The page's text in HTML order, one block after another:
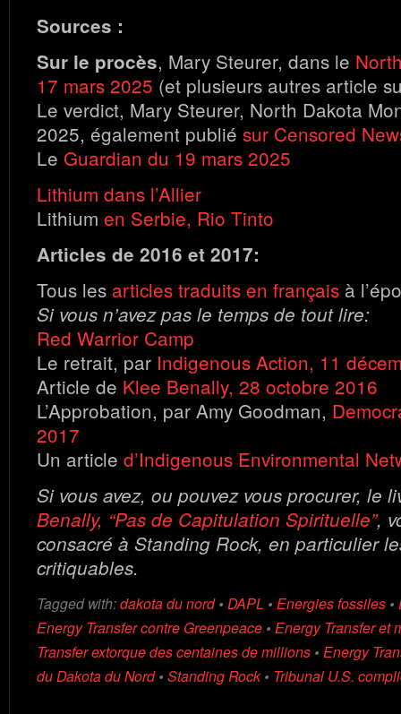
Sources :
Sur le procès, Mary Steurer, dans le
17 mars 2025 (et plusieurs autres article
Le verdict, Mary Steurer, North Dakota
2025, également publié sur Censored
Le Guardian du 19 mars 2025
Lithium dans l’Allier
Lithium en Serbie, Rio Tinto
Articles de 2016 et 2017:
Tous les articles traduits en français à
Si vous n’avez pas le temps de tout lire:
Red Warrior Camp
Le retrait, par Indigenous Action, 11
Article de Klee Benally, 28 octobre 2016
L’Approbation, par Amy Goodman,
2017
Un article d’Indigenous Environmental
Si vous avez, ou pouvez vous procurer, le
Benally, “Pas de Capitulation Spirituelle”,
consacré à Standing Rock, en particulier
critiquables.
Tagged with:dakota du nord• DAPL • Energies fossiles •
Energy Transfer contre Greenpeace • Energy Transfer et
Transfer extorque des centaines de millions • Energy
du Dakota du Nord• Standing Rock• Tribunal U.S.